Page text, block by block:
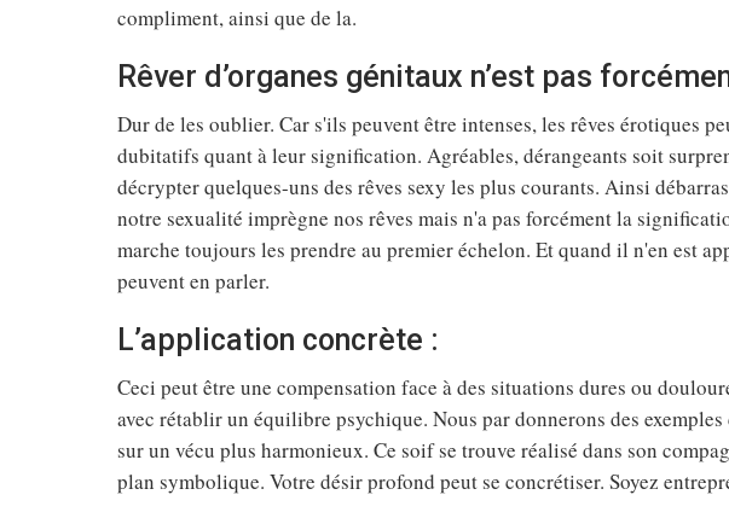
compliment, ainsi que de la.
Rêver d’organes génitaux n’est pas
Dur de les oublier. Car s'ils peuvent être intenses, les rêves érotiques
dubitatifs quant à leur signification. Agréables, dérangeants soit
décrypter quelques-uns des rêves sexy les plus courants. Ainsi
notre sexualité imprègne nos rêves mais n'a pas forcément la
marche toujours les prendre au premier échelon. Et quand il n'en est
peuvent en parler.
L’application concrète :
Ceci peut être une compensation face à des situations dures ou
avec rétablir un équilibre psychique. Nous par donnerons des
sur un vécu plus harmonieux. Ce soif se trouve réalisé dans son
plan symbolique. Votre désir profond peut se concrétiser. Soyez